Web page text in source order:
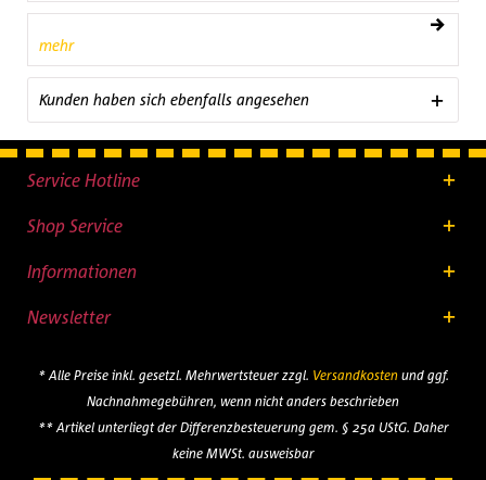
mehr
Kunden haben sich ebenfalls angesehen
Service Hotline
Shop Service
Informationen
Newsletter
* Alle Preise inkl. gesetzl. Mehrwertsteuer zzgl. Versandkostenund ggf.
Nachnahmegebühren, wenn nicht anders beschrieben
** Artikel unterliegt der Differenzbesteuerung gem. § 25a UStG. Daher
keine MWSt. ausweisbar